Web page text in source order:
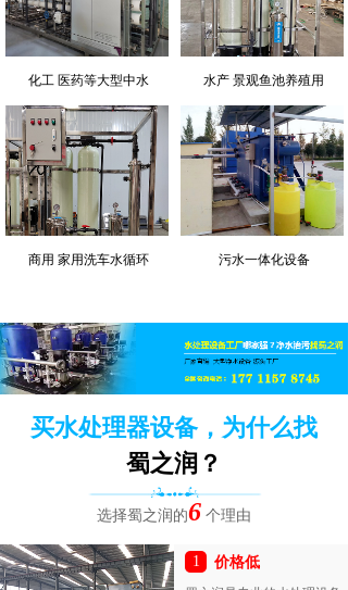
化工 医药等大型中水 水产 景观鱼池养殖用
商用 家用洗车水循环 污水一体化设备
买水处理器设备，为什么找
蜀之润？
选择蜀之润的6 个理由
价格低
1